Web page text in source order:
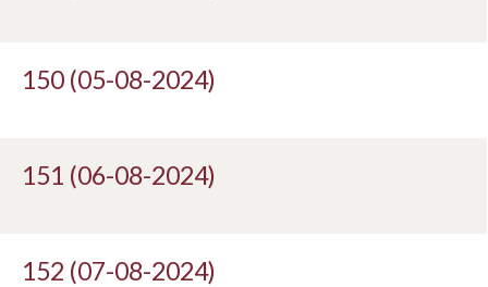
150 (05-08-2024)
151 (06-08-2024)
152 (07-08-2024)